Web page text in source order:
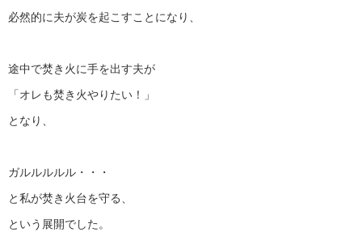
必然的に夫が炭を起こすことになり、
途中で焚き火に手を出す夫が
「オレも焚き火やりたい！」
となり、
ガルルルルル・・・
と私が焚き火台を守る、
という展開でした。